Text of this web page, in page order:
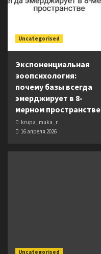
Uncategorised
Экспоненциальная
зоопсихология:
почему базы всегда
эмерджирует в 8-
мерном пространстве
krupa_muka_r
16 апреля 2026
Uncategorised